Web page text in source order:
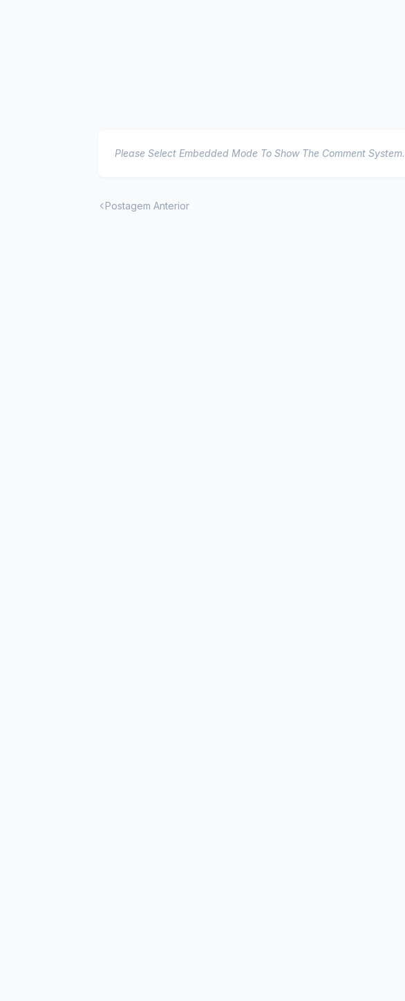
Please Select Embedded Mode To Show The Comment System.
Postagem Anterior